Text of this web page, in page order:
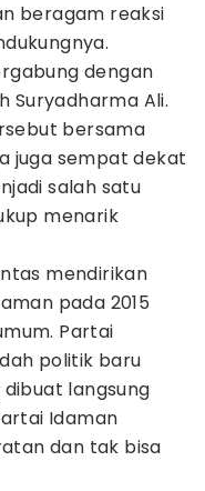
beragam reaksi
dengan
Suryadharma Ali.
bersama
juga sempat dekat
salah satu
menarik
mendirikan
pada 2015
Partai
politik baru
langsung
Idaman
dan tak bisa